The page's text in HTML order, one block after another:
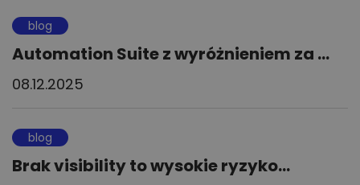
blog
Automation Suite z wyróżnieniem za ...
08.12.2025
blog
Brak visibility to wysokie ryzyko...